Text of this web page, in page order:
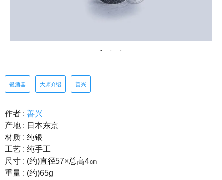
银酒器 大师介绍 善兴
作者 : 善兴
产地 : 日本东京
材质 : 纯银
工艺 : 纯手工
尺寸 : (约)直径57×总高4㎝
重量 : (约)65g